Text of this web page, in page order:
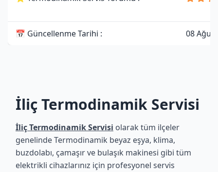
📅 Güncellenme Tarihi : 08
İliç Termodinamik Servisi
İliç Termodinamik Servisi olarak tüm ilçeler
genelinde Termodinamik beyaz eşya, klima,
buzdolabı, çamaşır ve bulaşık makinesi gibi tüm
elektrikli cihazlarınız için profesyonel servis